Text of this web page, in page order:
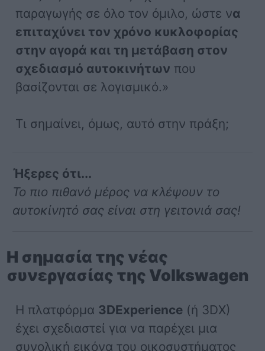
παραγωγής σε όλο τον όμιλο, ώστε να
επιταχύνει τον χρόνο κυκλοφορίας
στην αγορά και τη μετάβαση στον
σχεδιασμό αυτοκινήτων που
βασίζονται σε λογισμικό.»
Τι σημαίνει, όμως, αυτό στην πράξη;
Ήξερες ότι...
Το πιο πιθανό μέρος να κλέψουν το
αυτοκίνητό σας είναι στη γειτονιά σας!
Η σημασία της νέας
συνεργασίας της Volkswagen
Η πλατφόρμα 3DExperience (ή 3DX)
έχει σχεδιαστεί για να παρέχει μια
συνολική εικόνα του οικοσυστήματος